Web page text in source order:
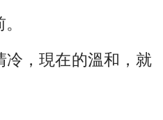
，現在的溫和，就